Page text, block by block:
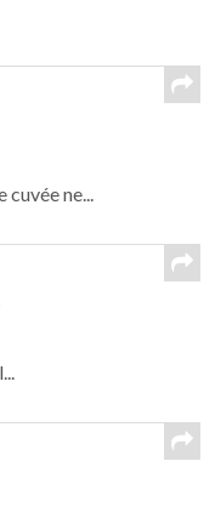
ne...